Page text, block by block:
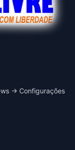
→ Configurações